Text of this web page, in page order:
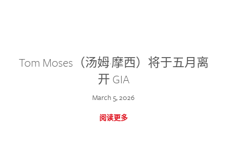
Tom Moses（汤姆·摩西）将于五月离
开 GIA
March 5, 2026
阅读更多